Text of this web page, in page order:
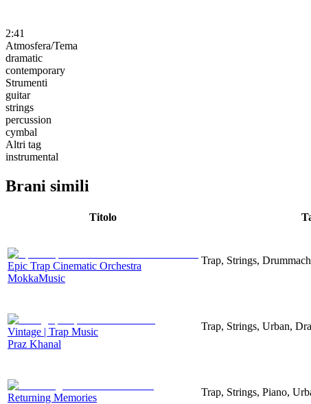
2:41
Atmosfera/Tema
dramatic
contemporary
Strumenti
guitar
strings
percussion
cymbal
Altri tag
instrumental
Brani simili
Titolo
Epic Trap Cinematic Orchestra
MokkaMusic
Trap, Strings,
Vintage | Trap Music
Praz Khanal
Trap, Strings, Urban,
Returning Memories
Trap, Strings, Piano,